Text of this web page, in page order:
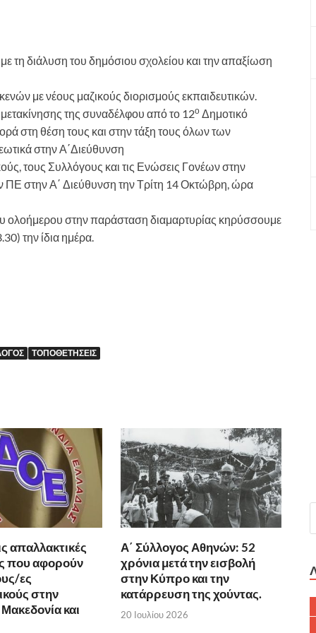
τη διάλυση του δημόσιου σχολείου και την απαξίωση
με νέους μαζικούς διορισμούς εκπαιδευτικών.
της συναδέλφου από το 12ο Δημοτικό
στη θέση τους και στην τάξη τους όλων των
στην Α΄Διεύθυνση
τους Συλλόγους και τις Ενώσεις Γονέων στην
στην Α΄ Διεύθυνση την Τρίτη 14 Οκτώβρη, ώρα
ολοήμερου στην παράσταση διαμαρτυρίας κηρύσσουμε
την ίδια ημέρα.
ΤΟΠΟΘΕΤΉΣΕΙΣ
απαλλακτικές
που αφορούν
ες
στην
και
Α΄ Σύλλογος Αθηνών: 52
χρόνια μετά την εισβολή
στην Κύπρο και την
κατάρρευση της χούντας.
20 Ιουλίου 2026